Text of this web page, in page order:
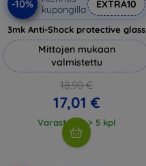
-10%
kupongilla
EXTRA10
3mk Anti-Shock protective glass
Mittojen mukaan
valmistettu
18,90 €
17,01 €
Varastossa > 5 kpl